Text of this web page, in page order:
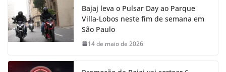
Bajaj leva o Pulsar Day ao Parque
Villa-Lobos neste fim de semana em
São Paulo
14 de maio de 2026